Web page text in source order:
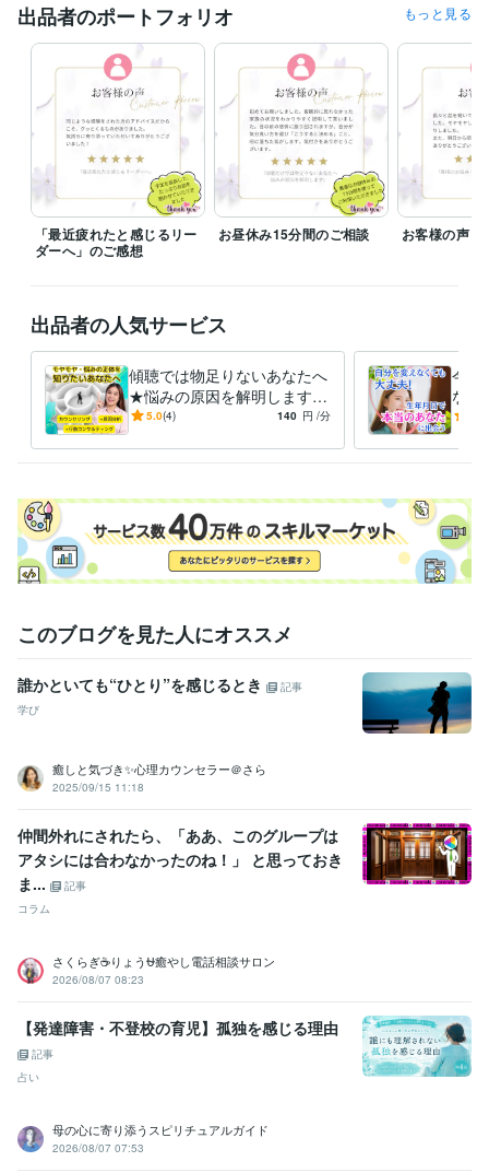
はじめての方も、安心してお声がけください♪
経験職種
営業 / 個人営業 経験年数 : 27年
事務・ビジネスサポート / 事務（一般事務） 経験年数 : 27年
ライフスタイル・その他 / 占い師 経験年数 : 2年
ライフスタイル・その他 / 講師・インストラクター 経験年数 : 7年
ライフスタイル・その他 / カウンセラー・コーチ 経験年数 : 7年
Ikirakuデザイン 2019年3月 ~ 現在
ミセスオブザイヤー2022　日本大会 オンラインイベント主催　ポン
コツ人生からの大逆転サミット
ートの世界平和フェスティバル
“生き辛さから生き楽へ”
資格・検定
産業カウンセラー 取得年 : 2010年
その他ツール
カウンセリング（メンタル不調・高ストレス）:7年
講師・インストラクター（心理学、メンタルヘルス）:10年
休職・復職サポート:7年金融機関 管理職（事務・窓口営業）:12年
得意分野
悩み相談・カウンセリング
職場の人間関係・働き方・キャリアの悩
談、運命を知る相談
オンラインレッスン・習い事
相談職・
相談職・対人支援者の心の整え方
出品者のポートフォリオ もっと見る
「最近疲れたと感じるリー
ダーへ」のご感想
お昼休み15分間のご相談 お客様の声
出品者の人気サービス
傾聴では物足りないあなたへ
★悩みの原因を解明します
話すことで、こんがらがった
ょう♪
5.0(4) 140 円 /分
今の
なた
た意
このブログを見た人にオススメ
誰かといても“ひとり”を感じるとき
記事
学び
癒しと気づき✨心理カウンセラー＠さら
2025/09/15 11:18
仲間外れにされたら、「ああ、このグループは
アタシには合わなかったのね！」 と思っておき
ま...
記事
コラム
さくらぎ☕りょう⛎癒やし電話相談サロン
2026/08/07 08:23
【発達障害・不登校の育児】孤独を感じる理由
記事
占い
母の心に寄り添うスピリチュアルガイド
2026/08/07 07:53